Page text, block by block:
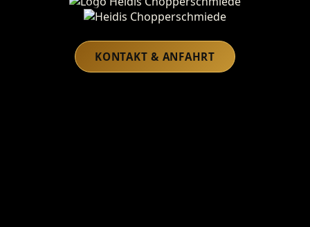
Heidis Chopperschmiede
KONTAKT & ANFAHRT